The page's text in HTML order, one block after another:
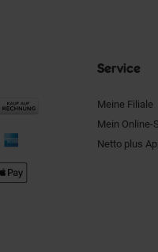
Service
Meine Filiale
Mein Online-
Netto plus